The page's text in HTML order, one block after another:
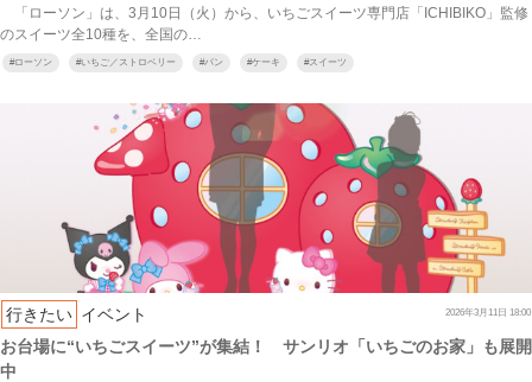
「ローソン」は、3月10日（火）から、いちごスイーツ専門店「ICHIBIKO」監修
のスイーツ全10種を、全国の…
#ローソン #いちご／ストロベリー #パン #ケーキ #スイーツ
行きたい イベント 2026年3月11日 18:00
お台場に“いちごスイーツ”が集結！ サンリオ「いちごのお家」も展開
中